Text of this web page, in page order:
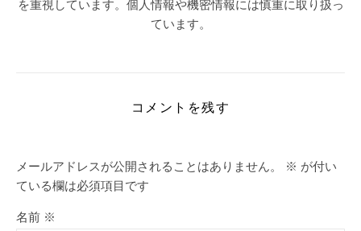
を重視しています。個人情報や機密情報には慎重に取り扱っ
ています。
コメントを残す
メールアドレスが公開されることはありません。 ※ が付い
ている欄は必須項目です
名前 ※